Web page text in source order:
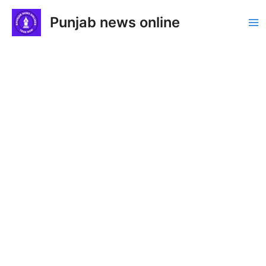
Skip
content
Punjab news online